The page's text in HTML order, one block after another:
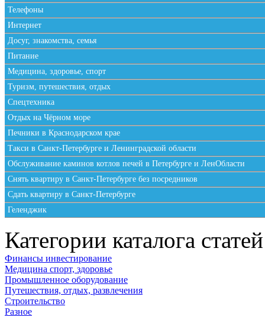
Телефоны
Интернет
Досуг, знакомства, семья
Питание
Медицина, здоровье, спорт
Туризм, путешествия, отдых
Спецтехника
Отдых на Чёрном море
Печники в Краснодарском крае
Такси в Санкт-Петербурге и Ленинградской области
Обслуживание каминов котлов печей в Петербурге и ЛенОбласти
Снять квартиру в Санкт-Петербурге без посредников
Сдать квартиру в Санкт-Петербурге
Геленджик
Категории каталога статей
Финансы инвестирование
Медицина спорт, здоровье
Промышленное оборудование
Путешествия, отдых, развлечения
Строительство
Разное